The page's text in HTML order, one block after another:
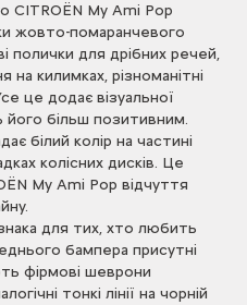
CITROЁN My Ami Pop
жовто-помаранчевого
полички для дрібних речей,
килимках, різноманітні
це додає візуальної
його більш позитивним.
білий колір на частині
колісних дисків. Це
My Ami Pop відчуття
для тих, хто любить
бампера присутні
фірмові шеврони
тонкі лінії на чорній